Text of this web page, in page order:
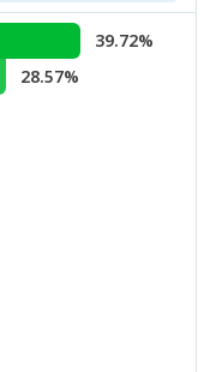
39.72%
28.57%